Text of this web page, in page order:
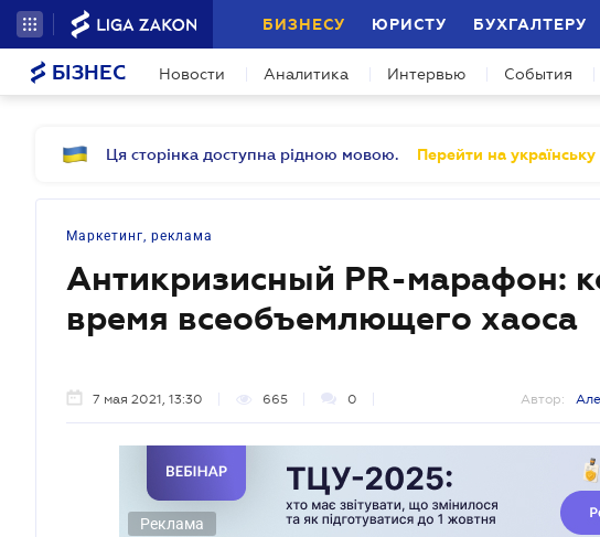
БИЗНЕСУ ЮРИСТУ БУХГАЛТЕРУ
БІЗНЕС Новости Аналитика Интервью События
Ця сторінка доступна рідною мовою. Перейти на українську
Маркетинг, реклама
Антикризисный PR-марафон:
время всеобъемлющего хаоса
7 мая 2021, 13:30 665 0 Автор:
Реклама